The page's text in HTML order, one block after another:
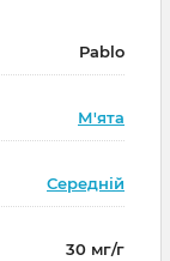
Pablo
М'ята
Середній
30 мг/г